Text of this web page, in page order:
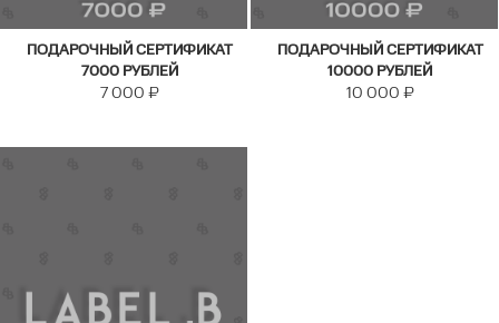
ПОДАРОЧНЫЙ СЕРТИФИКАТ
7000 РУБЛЕЙ
7 000 ₽
ПОДАРОЧНЫЙ СЕРТИФИКАТ
10000 РУБЛЕЙ
10 000 ₽